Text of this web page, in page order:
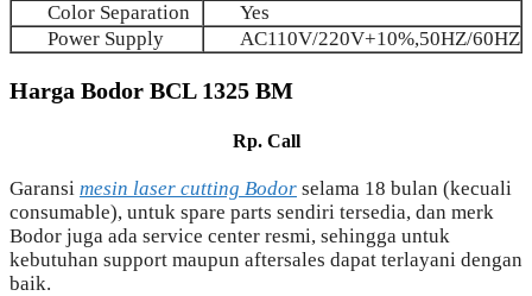
Color Separation
Yes
Power Supply
AC110V/220V+10%,50HZ/60HZ
Harga Bodor BCL 1325 BM
Rp. Call
Garansi mesin laser cutting Bodor selama 18 bulan (kecuali
consumable), untuk spare parts sendiri tersedia, dan merk
Bodor juga ada service center resmi, sehingga untuk
kebutuhan support maupun aftersales dapat terlayani dengan
baik.